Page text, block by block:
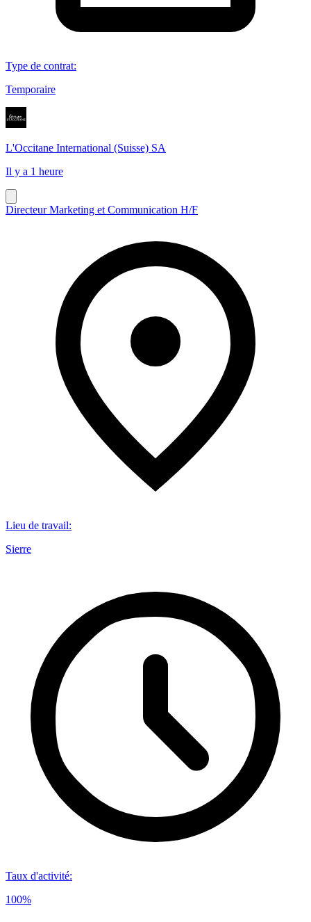
Type de contrat:
Temporaire
L'Occitane International (Suisse) SA
Il y a 1 heure
Directeur Marketing et Communication H/F
Lieu de travail:
Sierre
Taux d'activité:
100%